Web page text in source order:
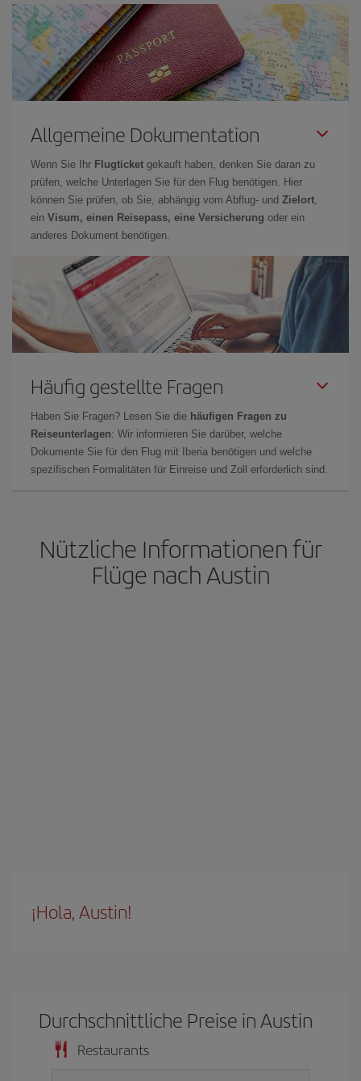
Allgemeine Dokumentation
Wenn Sie Ihr Flugticket gekauft haben, denken Sie daran zu
prüfen, welche Unterlagen Sie für den Flug benötigen. Hier
können Sie prüfen, ob Sie, abhängig vom Abflug- und Zielort,
ein Visum, einen Reisepass, eine Versicherung oder ein
anderes Dokument benötigen.
Häufig gestellte Fragen
Haben Sie Fragen? Lesen Sie die häufigen Fragen zu
Reiseunterlagen: Wir informieren Sie darüber, welche
Dokumente Sie für den Flug mit Iberia benötigen und welche
spezifischen Formalitäten für Einreise und Zoll erforderlich sind.
Nützliche Informationen für
Flüge nach Austin
¡Hola, Austin!
Durchschnittliche Preise in Austin
Restaurants